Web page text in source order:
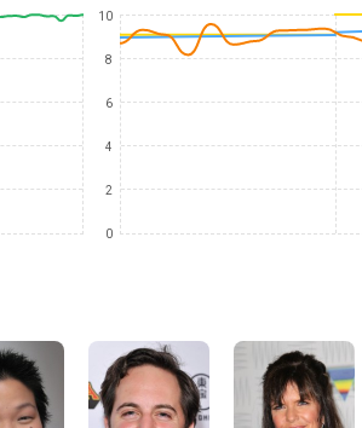
10
8
6
4
2
0